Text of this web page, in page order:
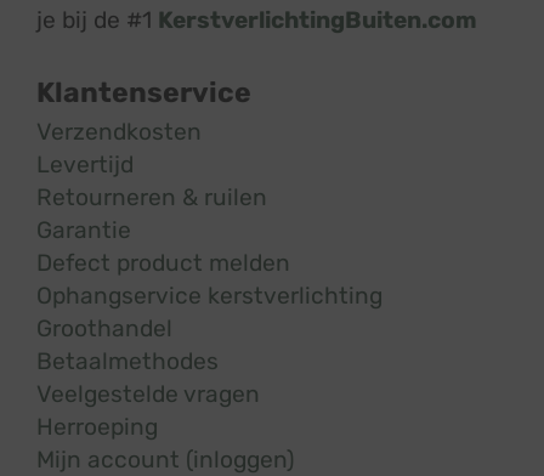
je bij de #1 KerstverlichtingBuiten.com
Klantenservice
Verzendkosten
Levertijd
Retourneren & ruilen
Garantie
Defect product melden
Ophangservice kerstverlichting
Groothandel
Betaalmethodes
Veelgestelde vragen
Herroeping
Mijn account (inloggen)